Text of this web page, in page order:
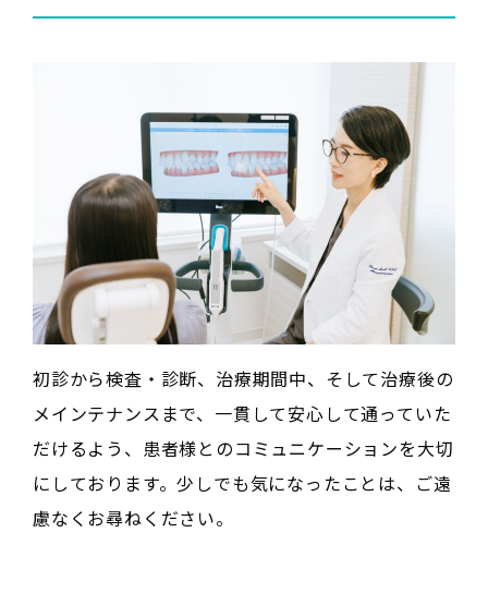
初診から検査・診断、治療期間中、そして治療後の
メインテナンスまで、一貫して安心して通っていた
だけるよう、患者様とのコミュニケーションを大切
にしております。少しでも気になったことは、ご遠
慮なくお尋ねください。